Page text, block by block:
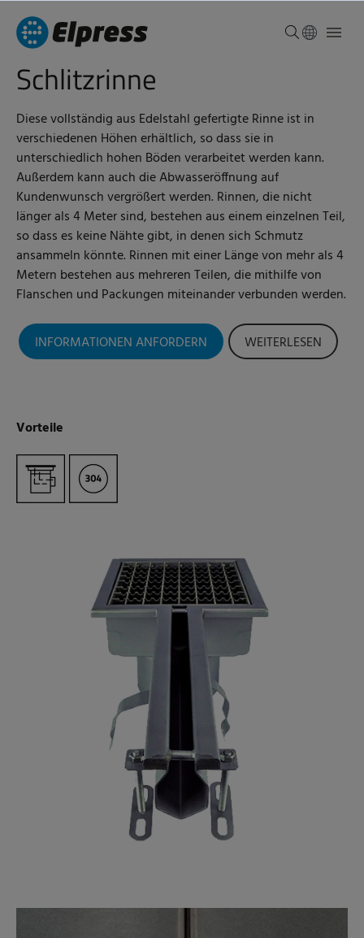
Schlitzrinne
Diese vollständig aus Edelstahl gefertigte Rinne ist in
verschiedenen Höhen erhältlich, so dass sie in
unterschiedlich hohen Böden verarbeitet werden kann.
Außerdem kann auch die Abwasseröffnung auf
Kundenwunsch vergrößert werden. Rinnen, die nicht
länger als 4 Meter sind, bestehen aus einem einzelnen Teil,
so dass es keine Nähte gibt, in denen sich Schmutz
ansammeln könnte. Rinnen mit einer Länge von mehr als 4
Metern bestehen aus mehreren Teilen, die mithilfe von
Flanschen und Packungen miteinander verbunden werden.
INFORMATIONEN ANFORDERN WEITERLESEN
Vorteile